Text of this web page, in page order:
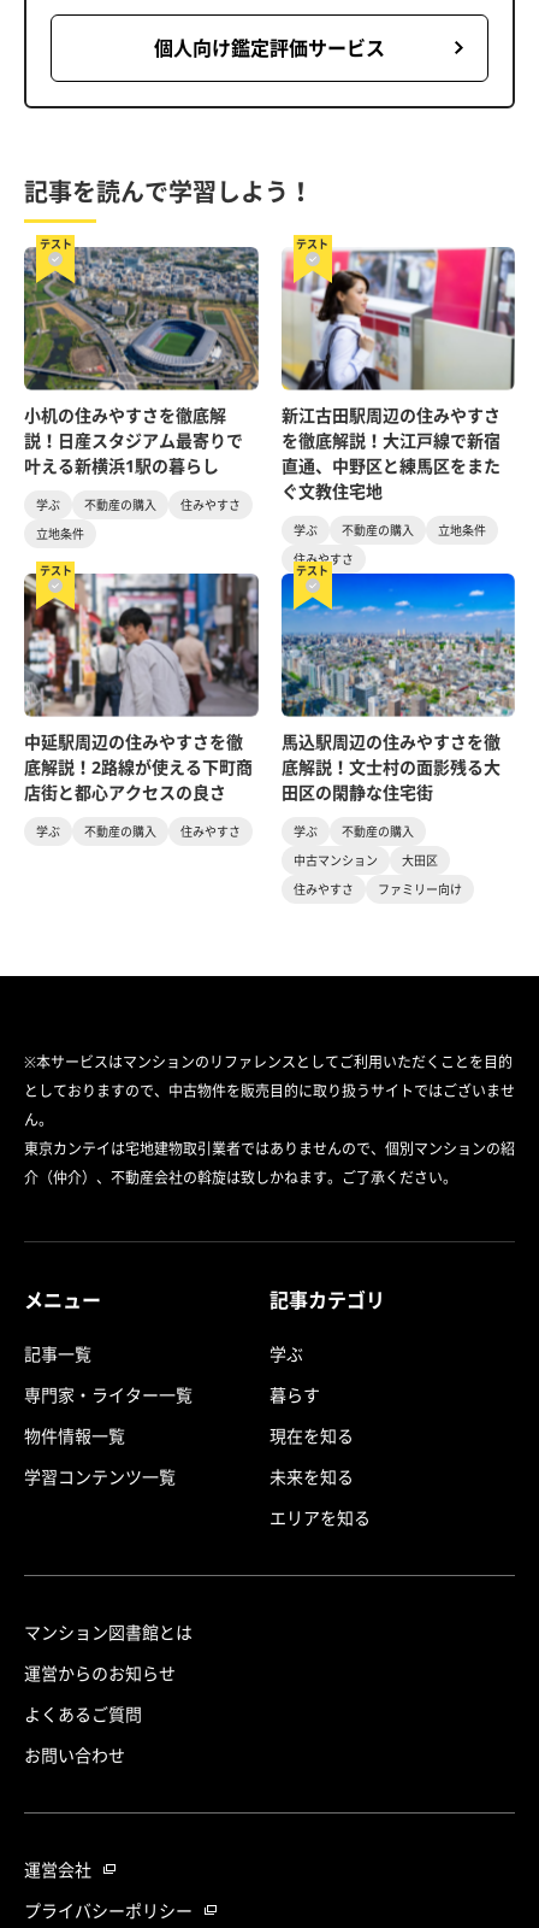
個人向け鑑定評価サービス
記事を読んで学習しよう！
テスト
小机の住みやすさを徹底解
説！日産スタジアム最寄りで
叶える新横浜1駅の暮らし
学ぶ 不動産の購入
住みやすさ
立地条件
テスト
新江古田駅周辺の住みやすさ
を徹底解説！大江戸線で新宿
直通、中野区と練馬区をまた
ぐ文教住宅地
学ぶ 不動産の購入
立地条件
住みやすさ
テスト
中延駅周辺の住みやすさを徹
底解説！2路線が使える下町商
店街と都心アクセスの良さ
学ぶ 不動産の購入 住みやすさ
テスト
馬込駅周辺の住みやすさを徹
底解説！文士村の面影残る大
田区の閑静な住宅街
学ぶ
不動産の購入
中古マンション
大田区
住みやすさ
ファミリー向け
※本サービスはマンションのリファレンスとしてご利用いただくことを目的
としておりますので、中古物件を販売目的に取り扱うサイトではございませ
ん。
東京カンテイは宅地建物取引業者ではありませんので、個別マンションの紹
介（仲介）、不動産会社の斡旋は致しかねます。ご了承ください。
メニュー
記事一覧
専門家・ライター一覧
物件情報一覧
学習コンテンツ一覧
記事カテゴリ
学ぶ
暮らす
現在を知る
未来を知る
エリアを知る
マンション図書館とは
運営からのお知らせ
よくあるご質問
お問い合わせ
運営会社
プライバシーポリシー